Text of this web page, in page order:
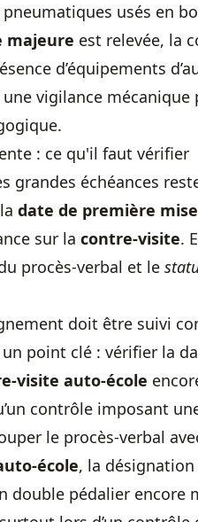
usés en
majeure est relevée, la
d’équipements
vigilance mécanique
: ce qu'il faut vérifier
grandes échéances
date de première
sur la contre-visite.
procès-verbal et le
doit être suivi
point clé : vérifier la
visite auto-école
contrôle imposant
le procès-verbal
école, la
pédalier encore